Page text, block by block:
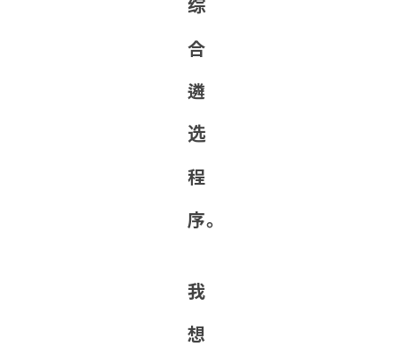
合
遴
选
程
序。
我
想